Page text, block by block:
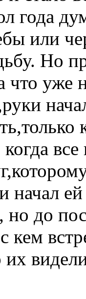
года
или
Но
что
когда
ей
до
кем